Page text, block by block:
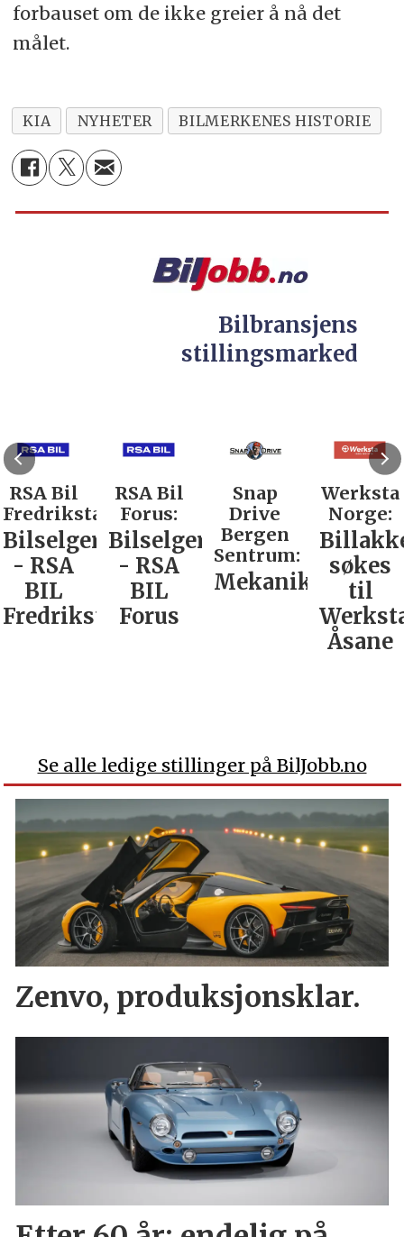
forbauset om de ikke greier å nå det
målet.
KIA NYHETER BILMERKENES HISTORIE
Bilbransjens
stillingsmarked
RSA Bil
Fredrikstad:
Bilselger
- RSA
BIL
Fredrikstad
RSA Bil
Forus:
Bilselger
- RSA
BIL
Forus
Snap
Drive
Bergen
Sentrum:
Mekaniker
Werksta
Norge:
søkes
til
Åsane
Se alle ledige stillinger på BilJobb.no
Zenvo, produksjonsklar.